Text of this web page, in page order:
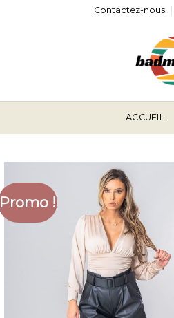
Contactez-nous
ACCUEIL
Promo !